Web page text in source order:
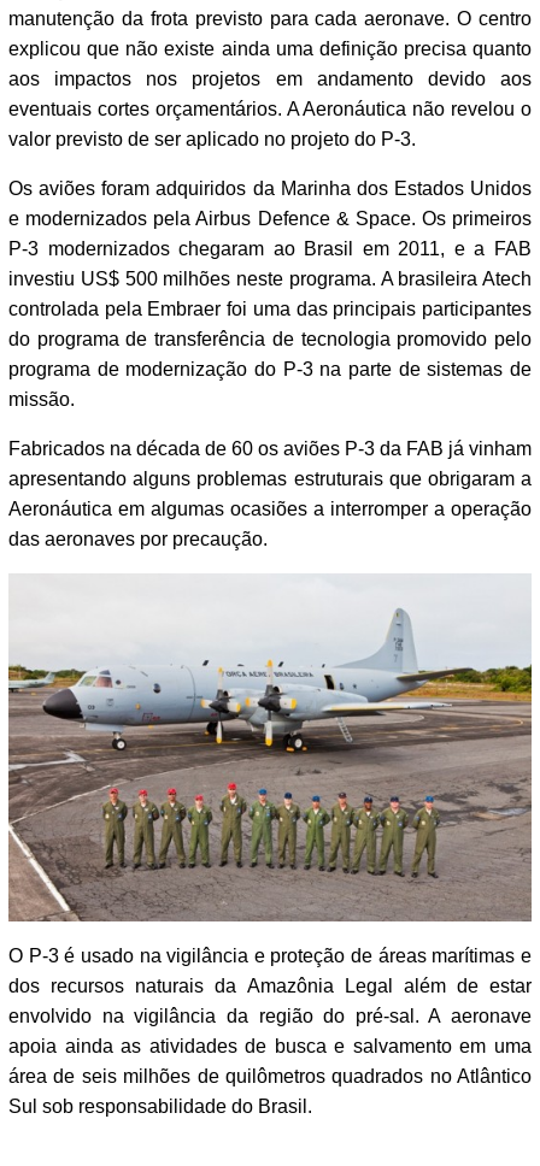
manutenção da frota previsto para cada aeronave. O centro
explicou que não existe ainda uma definição precisa quanto
aos impactos nos projetos em andamento devido aos
eventuais cortes orçamentários. A Aeronáutica não revelou o
valor previsto de ser aplicado no projeto do P-3.
Os aviões foram adquiridos da Marinha dos Estados Unidos
e modernizados pela Airbus Defence & Space. Os primeiros
P-3 modernizados chegaram ao Brasil em 2011, e a FAB
investiu US$ 500 milhões neste programa. A brasileira Atech
controlada pela Embraer foi uma das principais participantes
do programa de transferência de tecnologia promovido pelo
programa de modernização do P-3 na parte de sistemas de
missão.
Fabricados na década de 60 os aviões P-3 da FAB já vinham
apresentando alguns problemas estruturais que obrigaram a
Aeronáutica em algumas ocasiões a interromper a operação
das aeronaves por precaução.
O P-3 é usado na vigilância e proteção de áreas marítimas e
dos recursos naturais da Amazônia Legal além de estar
envolvido na vigilância da região do pré-sal. A aeronave
apoia ainda as atividades de busca e salvamento em uma
área de seis milhões de quilômetros quadrados no Atlântico
Sul sob responsabilidade do Brasil.